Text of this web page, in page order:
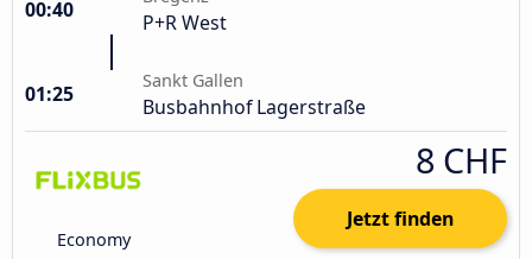
00:40 P+R West
01:25
Sankt Gallen
Busbahnhof Lagerstraße
Economy
8 CHF
Jetzt finden